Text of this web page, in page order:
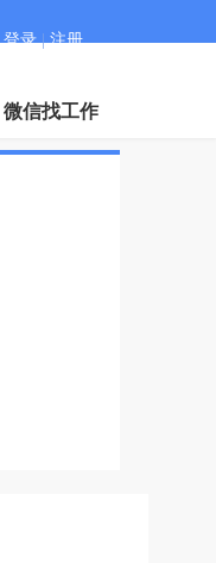
登录|注册
微信找工作